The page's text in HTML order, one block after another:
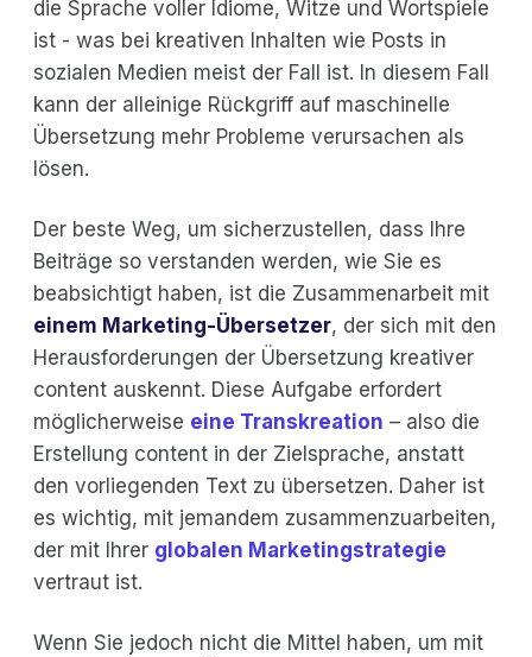
die Sprache voller Idiome, Witze und Wortspiele
ist - was bei kreativen Inhalten wie Posts in
sozialen Medien meist der Fall ist. In diesem Fall
kann der alleinige Rückgriff auf maschinelle
Übersetzung mehr Probleme verursachen als
lösen.
Der beste Weg, um sicherzustellen, dass Ihre
Beiträge so verstanden werden, wie Sie es
beabsichtigt haben, ist die Zusammenarbeit mit
einem Marketing-Übersetzer, der sich mit den
Herausforderungen der Übersetzung kreativer
content auskennt. Diese Aufgabe erfordert
möglicherweise eine Transkreation – also die
Erstellung content in der Zielsprache, anstatt
den vorliegenden Text zu übersetzen. Daher ist
es wichtig, mit jemandem zusammenzuarbeiten,
der mit Ihrer globalen Marketingstrategie
vertraut ist.
Wenn Sie jedoch nicht die Mittel haben, um mit